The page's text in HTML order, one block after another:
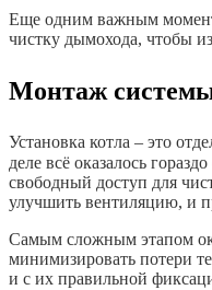
Еще одним важным
чистку дымохода, чтобы
Монтаж
Установка котла – это
деле всё оказалось
свободный доступ для
улучшить вентиляцию, и
Самым сложным этапом
минимизировать потери
и с их правильной